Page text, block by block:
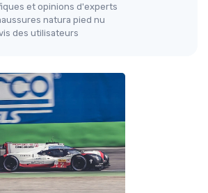
et opinions d'experts
natura pied nu
des utilisateurs